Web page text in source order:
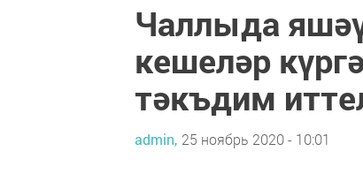
Чаллыда
кешеләр
тәкъдим
admin, 25 ноябрь 2020 - 10:01